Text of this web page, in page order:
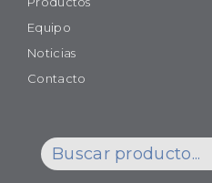
Equipo
Noticias
Contacto